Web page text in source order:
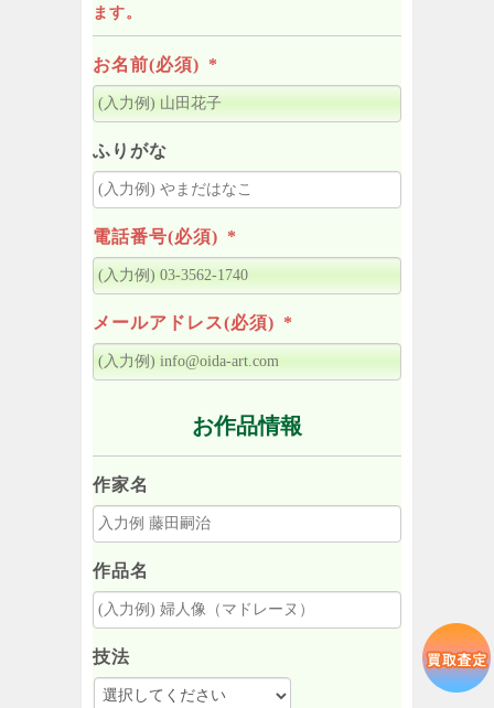
ます。
お名前(必須) *
ふりがな
電話番号(必須) *
メールアドレス(必須) *
お作品情報
作家名
作品名
技法